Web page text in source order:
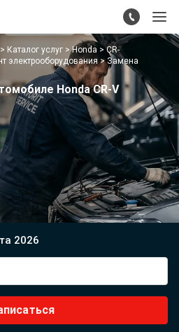
Каталог услуг Honda
CR-
электрооборудования
Замена
Honda CR-V
2026